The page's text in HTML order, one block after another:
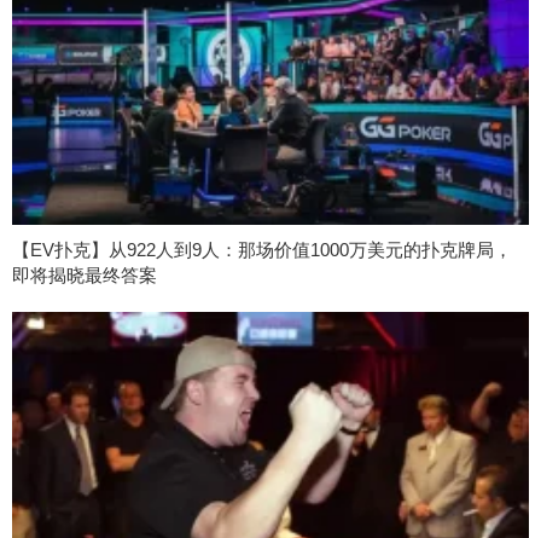
【EV扑克】从922人到9人：那场价值1000万美元的扑克牌局，
即将揭晓最终答案